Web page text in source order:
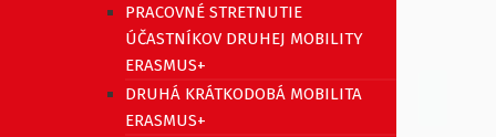
PRACOVNÉ STRETNUTIE
ÚČASTNÍKOV DRUHEJ MOBILITY
ERASMUS+
DRUHÁ KRÁTKODOBÁ MOBILITA
ERASMUS+